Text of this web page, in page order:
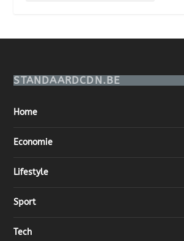
STANDAARDCDN.BE
Home
Economie
Lifestyle
Sport
Tech